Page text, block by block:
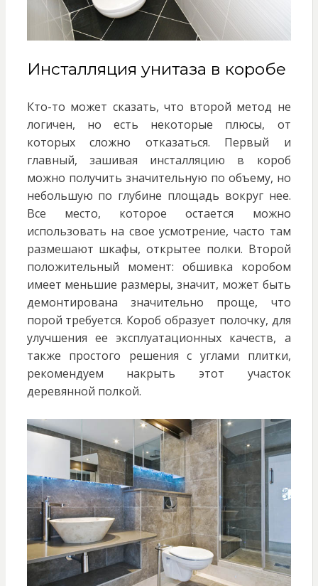
Инсталляция унитаза в коробе
Кто-то может сказать, что второй метод не
логичен, но есть некоторые плюсы, от
которых сложно отказаться. Первый и
главный, зашивая инсталляцию в короб
можно получить значительную по объему, но
небольшую по глубине площадь вокруг нее.
Все место, которое остается можно
использовать на свое усмотрение, часто там
размешают шкафы, открытее полки. Второй
положительный момент: обшивка коробом
имеет меньшие размеры, значит, может быть
демонтирована значительно проще, что
порой требуется. Короб образует полочку, для
улучшения ее эксплуатационных качеств, а
также простого решения с углами плитки,
рекомендуем накрыть этот участок
деревянной полкой.